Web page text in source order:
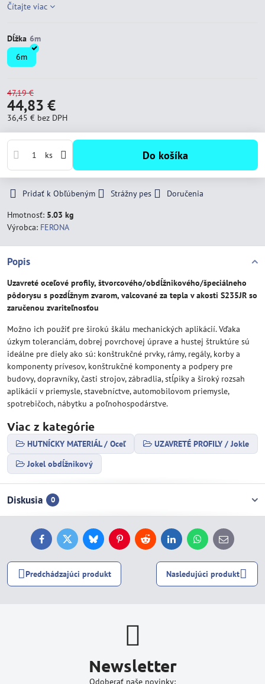
Čítajte viac
Dĺžka
6m
47,19 €
44,83 €
36,45 € bez DPH
ks Do košíka
Pridať k Obľúbeným Strážny pes
Doručenia
Hmotnosť: 5.03 kg
Výrobca: FERONA
Popis
Uzavreté oceľové profily, štvorcového/obdĺžnikového/špeciálneho
pôdorysu s pozdĺžnym zvarom, valcované za tepla v akosti S235JR so
zaručenou zvariteľnosťou
Možno ich použiť pre širokú škálu mechanických aplikácií. Vďaka
úzkym toleranciám, dobrej povrchovej úprave a hustej štruktúre sú
ideálne pre diely ako sú: konštrukčné prvky, rámy, regály, korby a
komponenty prívesov, konštrukčné komponenty a podpery pre
budovy, dopravníky, časti strojov, zábradlia, stĺpiky a široký rozsah
aplikácií v priemysle, stavebníctve, automobilovom priemysle,
spotrebičoch, nábytku a poľnohospodárstve.
Viac z kategórie
HUTNÍCKY MATERIÁL / Oceľ
UZAVRETÉ PROFILY / Jokle
Jokel obdĺžnikový
Diskusia 0
FacebookTwitterBlueskyPinterestReddit LinkedInWhatsApp
E-
mail
Predchádzajúci produkt Nasledujúci produkt
Newsletter
Odoberať naše novinky: